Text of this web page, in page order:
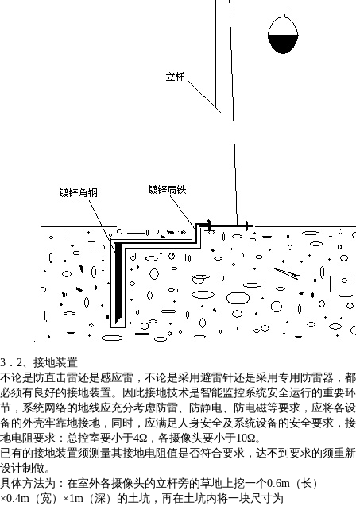
3．2、接地装置
不论是防直击雷还是感应雷，不论是采用避雷针还是采用专用防雷器，都
必须有良好的接地装置。因此接地技术是智能监控系统安全运行的重要环
节，系统网络的地线应充分考虑防雷、防静电、防电磁等要求，应将各设
备的外壳牢靠地接地，同时，应满足人身安全及系统设备的安全要求，接
地电阻要求：总控室要小于4Ω，各摄像头要小于10Ω。
已有的接地装置须测量其接地电阻值是否符合要求，达不到要求的须重新
设计制做。
具体方法为：在室外各摄像头的立杆旁的草地上挖一个0.6m（长）
×0.4m（宽）×1m（深）的土坑，再在土坑内将一块尺寸为